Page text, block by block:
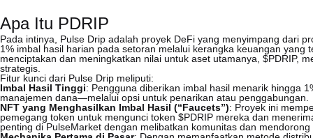
Apa Itu PDRIP
Pada intinya, Pulse Drip adalah proyek DeFi yang menyimpang dari
1% imbal hasil harian pada setoran melalui kerangka keuangan
menciptakan dan meningkatkan nilai untuk aset utamanya, $PDRIP,
strategis.
Fitur kunci dari Pulse Drip meliputi:
Imbal Hasil Tinggi: Pengguna diberikan imbal hasil menarik hingga
manajemen dana—melalui opsi untuk penarikan atau penggabungan.
NFT yang Menghasilkan Imbal Hasil (“Faucets”): Proyek ini
pemegang token untuk mengunci token $PDRIP mereka dan
penting di PulseMarket dengan melibatkan komunitas dan